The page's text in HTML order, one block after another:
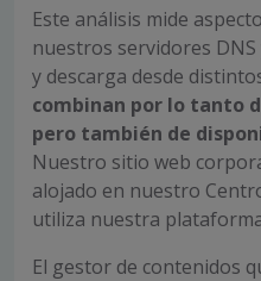
Este análisis mide
nuestros servidores
y descarga desde
combinan por lo tanto
pero también de
Nuestro sitio web
alojado en nuestro
utiliza nuestra
El gestor de contenidos